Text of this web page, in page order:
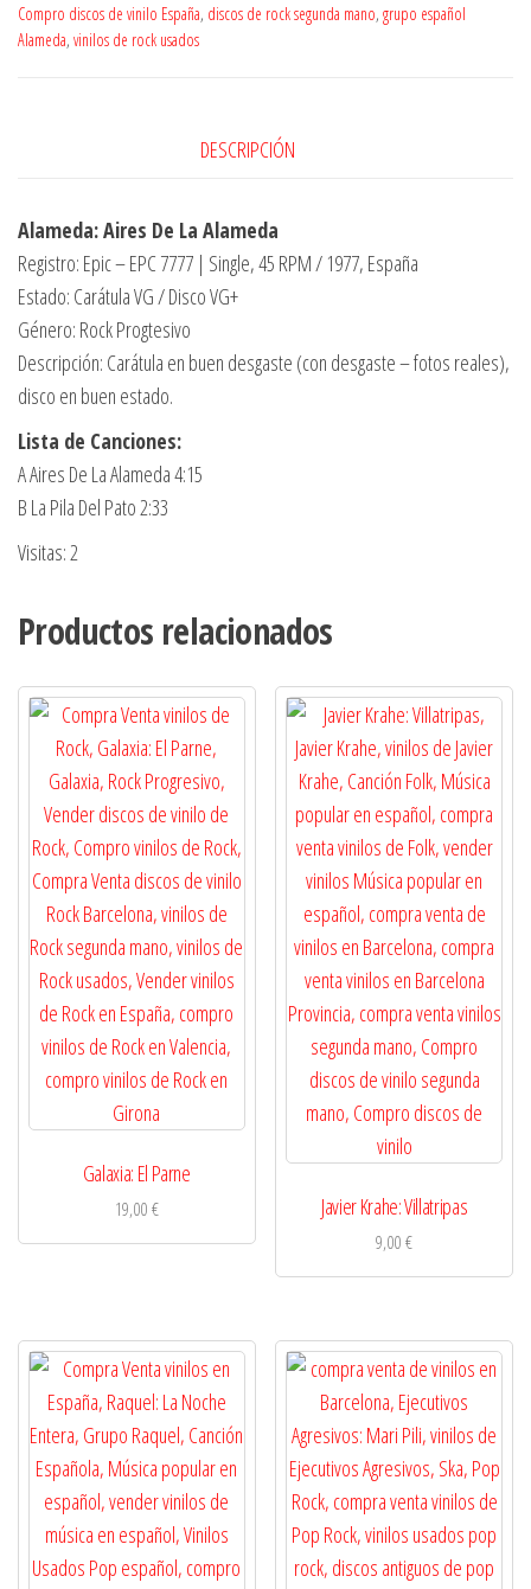
Compro discos de vinilo España, discos de rock segunda mano, grupo español
Alameda, vinilos de rock usados
DESCRIPCIÓN
Alameda: Aires De La Alameda
Registro: Epic – EPC 7777 | Single, 45 RPM / 1977, España
Estado: Carátula VG / Disco VG+
Género: Rock Progtesivo
Descripción: Carátula en buen desgaste (con desgaste – fotos reales),
disco en buen estado.
Lista de Canciones:
A Aires De La Alameda 4:15
B La Pila Del Pato 2:33
Visitas: 2
Productos relacionados
Galaxia: El Parne
19,00€ Javier Krahe: Villatripas
9,00€